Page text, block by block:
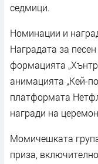
седмици.
Номинации и
Наградата за
формацията
анимацията „Кей-
платформата
награди на
Момичешката
приза,